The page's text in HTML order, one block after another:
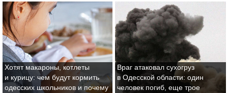
Хотят макароны, котлеты
и курицу: чем будут кормить
одесских школьников и почему
Враг атаковал сухогруз
в Одесской области: один
человек погиб, еще трое